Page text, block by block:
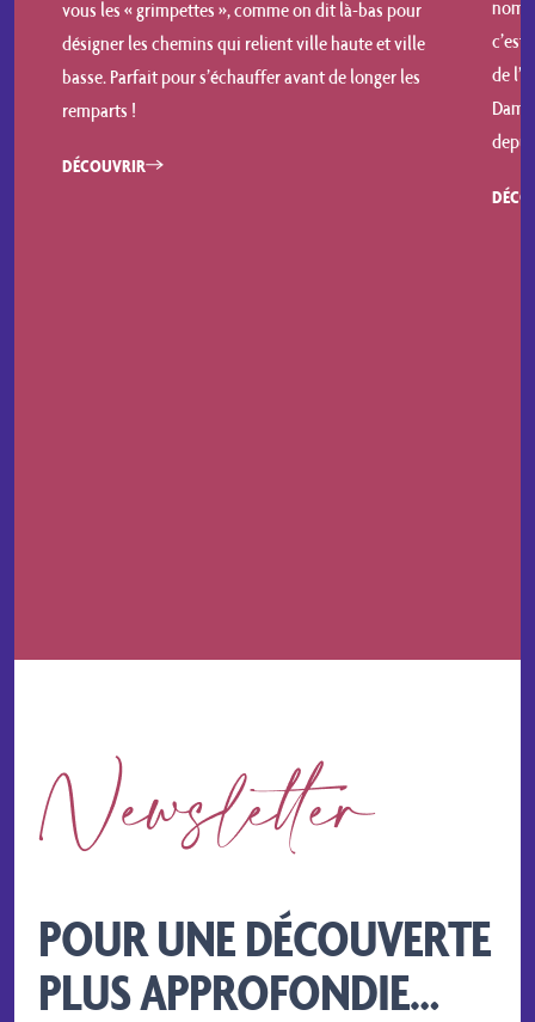
vous les « grimpettes », comme on dit là-bas pour
désigner les chemins qui relient ville haute et ville
basse. Parfait pour s’échauffer avant de longer les
remparts !
DÉCOUVRIR
c’est
de
POUR UNE DÉCOUVERTE
PLUS APPROFONDIE…